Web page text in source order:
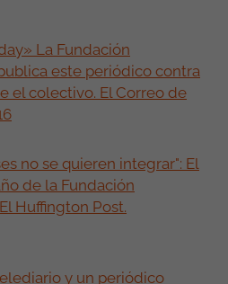
La Fundación
este periódico contra
el colectivo. El Correo de
no se quieren integrar": El
de la Fundación
Huffington Post.
y un periódico